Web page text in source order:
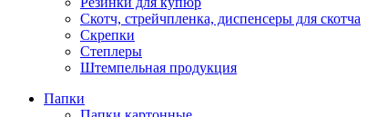
Скотч, стрейчпленка, диспенсеры для скотча
Скрепки
Степлеры
Штемпельная продукция
Папки